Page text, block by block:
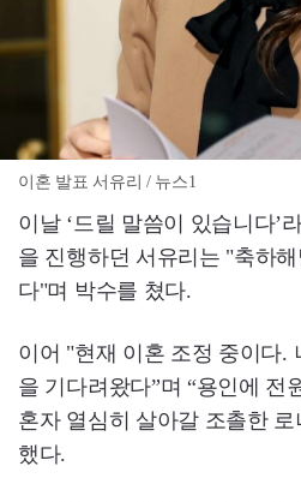
이혼 발표 서유리 / 뉴스1
이날 ‘드릴 말씀이 있습니다’
을 진행하던 서유리는 "축하
다"며 박수를 쳤다.
이어 "현재 이혼 조정 중이다.
을 기다려왔다”며 “용인에 전
혼자 열심히 살아갈 조촐한
했다.